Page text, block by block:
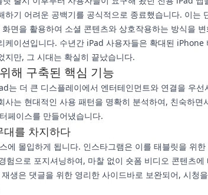
하기 어려운 공백기를 공식적으로 종료했습니다. 이는
면을 활용하여 소셜 콘텐츠와 상호작용하는 방식을
케이션입니다. 수년간 iPad 사용자들은 확대된 iPhone
지만, 그 시대는 확실히 끝났습니다.
해 구축된 핵심 기능
는 더 큰 디스플레이에서 엔터테인먼트와 연결을 우선
사는 현대적인 사용 패턴을 명확히 분석하여, 친숙하면
페이스를 만들어냈습니다.
대를 차지하다
에 몰입하게 됩니다. 인스타그램은 이를 태블릿을 위
험으로 포지셔닝하여, 마찰 없이 숏폼 비디오 콘텐츠에
생은 댓글을 위한 영리한 사이드바로 보완되어, 시청